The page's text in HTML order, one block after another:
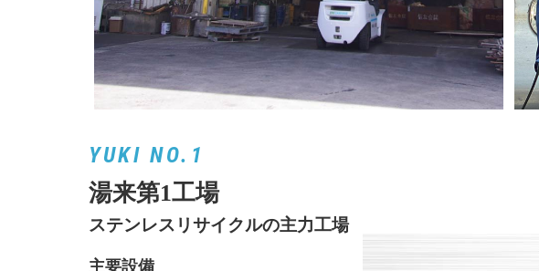
YUKI NO.1
湯来第1工場
ステンレスリサイクルの主力工場
主要設備